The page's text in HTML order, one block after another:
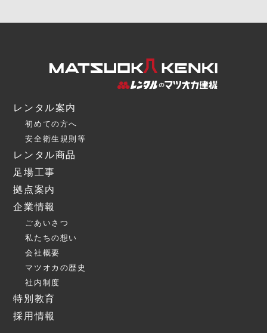
レンタル案内
初めての方へ
安全衛生規則等
レンタル商品
足場工事
拠点案内
企業情報
ごあいさつ
私たちの想い
会社概要
マツオカの歴史
社内制度
特別教育
採用情報